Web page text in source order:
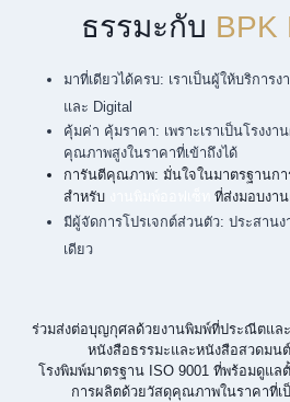
ธรรมะกับ BPK
มาที่เดียวได้ครบ: เราเป็นผู้ให้บริการ
และ Digital
คุ้มค่า คุ้มราคา: เพราะเราเป็นโรงง
คุณภาพสูงในราคาที่เข้าถึงได้
การันตีคุณภาพ: มั่นใจในมาตรฐานกา
สำหรับ
ที่ส่งมอบงา
มีผู้จัดการโปรเจกต์ส่วนตัว: ประสาน
เดียว
ร่วมส่งต่อบุญกุศลด้วยงานพิมพ์ที่ประณีตแล
หนังสือธรรมะและหนังสือสวดมน
โรงพิมพ์มาตรฐาน ISO 9001 ที่พร้อมดูแล
การผลิตด้วยวัสดุคุณภาพในราคาที่เ